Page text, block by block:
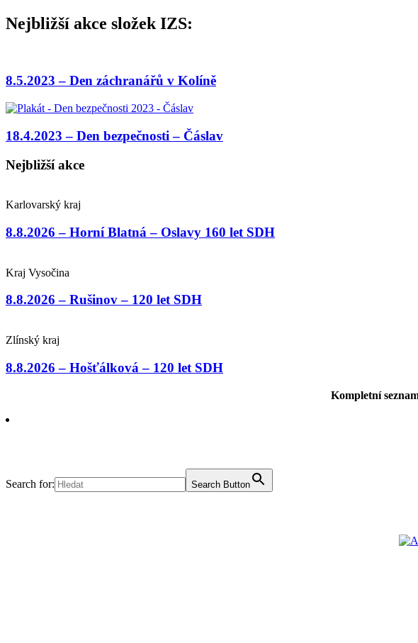
Nejbližší akce složek IZS:
8.5.2023 – Den záchranářů v Kolíně
18.4.2023 – Den bezpečnosti – Čáslav
Nejbližší akce
Karlovarský kraj
8.8.2026 – Horní Blatná – Oslavy 160 let SDH
Kraj Vysočina
8.8.2026 – Rušinov – 120 let SDH
Zlínský kraj
8.8.2026 – Hošťálková – 120 let SDH
Kompletní
Search for: Search Button